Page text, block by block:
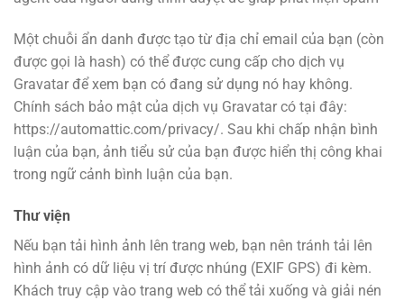
Một chuỗi ẩn danh được tạo từ địa chỉ email của bạn (còn
được gọi là hash) có thể được cung cấp cho dịch vụ
Gravatar để xem bạn có đang sử dụng nó hay không.
Chính sách bảo mật của dịch vụ Gravatar có tại đây:
https://automattic.com/privacy/. Sau khi chấp nhận bình
luận của bạn, ảnh tiểu sử của bạn được hiển thị công khai
trong ngữ cảnh bình luận của bạn.
Thư viện
Nếu bạn tải hình ảnh lên trang web, bạn nên tránh tải lên
hình ảnh có dữ liệu vị trí được nhúng (EXIF GPS) đi kèm.
Khách truy cập vào trang web có thể tải xuống và giải nén